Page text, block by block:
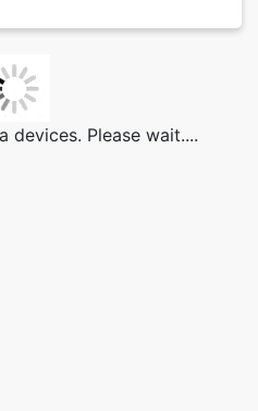
devices. Please wait....